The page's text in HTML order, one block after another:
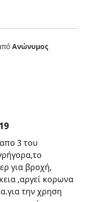
Ανώνυμος
3 του
για βροχή,
,αργεί κορωνα
την χρηση